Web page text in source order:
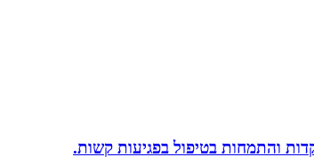
והתמחות בטיפול בפגיעות קשות.